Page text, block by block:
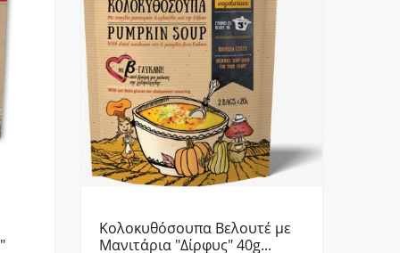
Κολοκυθόσουπα Βελουτέ με
Μανιτάρια "Δίρφυς" 40g...